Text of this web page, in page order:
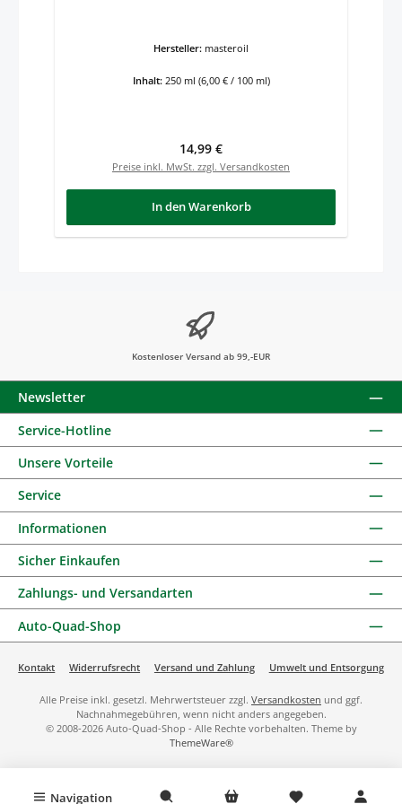
Navigation
Hersteller: masteroil
Inhalt: 250 ml (6,00 € / 100 ml)
Regulärer Preis:
14,99 €
Preise inkl. MwSt. zzgl. Versandkosten
In den Warenkorb
Kostenloser Versand ab 99,-EUR
Newsletter
Service-Hotline
Unsere Vorteile
Service
Informationen
Sicher Einkaufen
Zahlungs- und Versandarten
Auto-Quad-Shop
Kontakt Widerrufsrecht Versand und Zahlung Umwelt und Entsorgung
Alle Preise inkl. gesetzl. Mehrwertsteuer zzgl. Versandkosten und ggf.
Nachnahmegebühren, wenn nicht anders angegeben.
© 2008-2026 Auto-Quad-Shop - Alle Rechte vorbehalten. Theme by
ThemeWare®